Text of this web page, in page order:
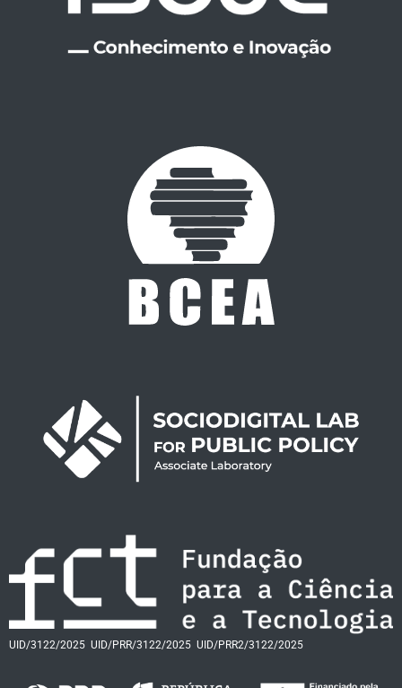
UID/3122/2025 UID/PRR/3122/2025 UID/PRR2/3122/2025